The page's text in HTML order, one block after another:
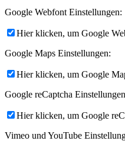
Google Webfont Einstellungen:
Hier klicken, um Google
Google Maps Einstellungen:
Hier klicken, um Google
Google reCaptcha
Hier klicken, um Google
Vimeo und YouTube